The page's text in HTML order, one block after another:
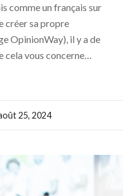
comme un français sur
créer sa propre
OpinionWay), il y a de
cela vous concerne…
25, 2024